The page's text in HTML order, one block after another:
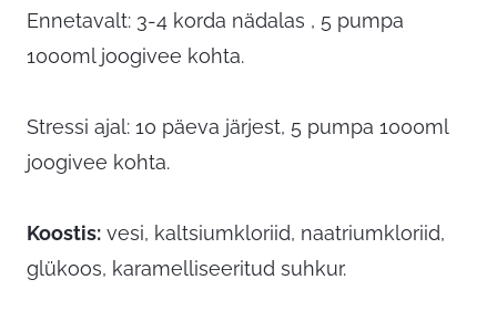
Ennetavalt: 3-4 korda nädalas , 5 pumpa
1000ml joogivee kohta.
Stressi ajal: 10 päeva järjest, 5 pumpa 1000ml
joogivee kohta.
Koostis: vesi, kaltsiumkloriid, naatriumkloriid,
glükoos, karamelliseeritud suhkur.